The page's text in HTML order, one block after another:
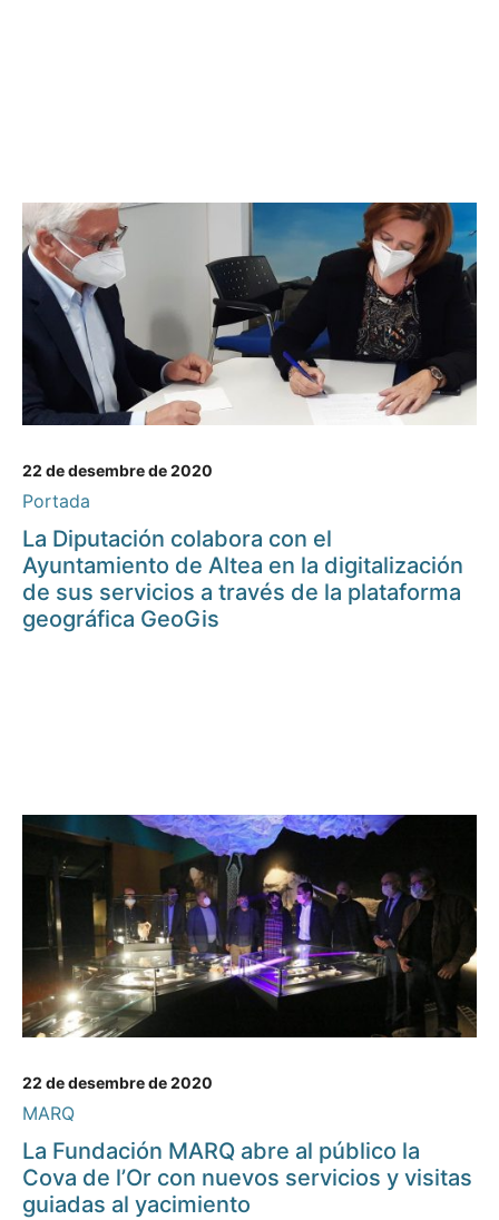
22 de desembre de 2020
Portada
La Diputación colabora con el
Ayuntamiento de Altea en la digitalización
de sus servicios a través de la plataforma
geográfica GeoGis
22 de desembre de 2020
MARQ
La Fundación MARQ abre al público la
Cova de l’Or con nuevos servicios y visitas
guiadas al yacimiento